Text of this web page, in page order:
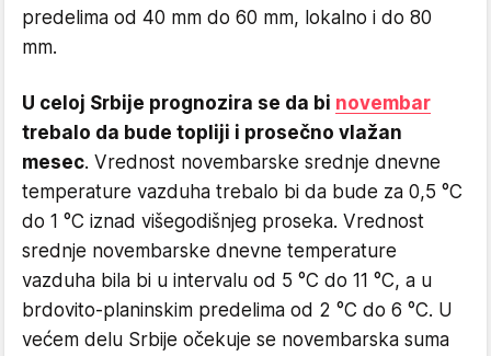
predelima od 40 mm do 60 mm, lokalno i do 80
mm.
U celoj Srbije prognozira se da bi novembar
trebalo da bude topliji i prosečno vlažan
mesec. Vrednost novembarske srednje dnevne
temperature vazduha trebalo bi da bude za 0,5 °C
do 1 °C iznad višegodišnjeg proseka. Vrednost
srednje novembarske dnevne temperature
vazduha bila bi u intervalu od 5 °C do 11 °C, a u
brdovito-planinskim predelima od 2 °C do 6 °C. U
većem delu Srbije očekuje se novembarska suma